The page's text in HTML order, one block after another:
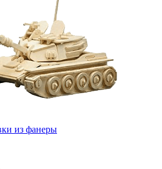
из фанеры